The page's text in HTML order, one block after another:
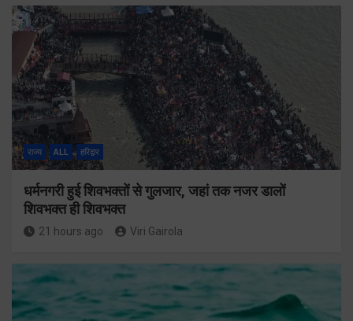
राज्य ALL हरिद्वार
धर्मनगरी हुई शिवभक्तों से गुलजार, जहां तक नजर डालों
शिवभक्त ही शिवभक्त
21 hours ago Viri Gairola